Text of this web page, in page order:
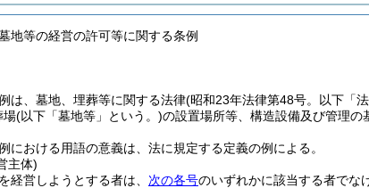
地等の経営の許可等に関する条例
は、墓地、埋葬等に関する法律(昭和23年法律第48号。以下「
場(以下「墓地等」という。)の設置場所等、構造設備及び管理の
における用語の意義は、法に規定する定義の例による。
主体)
経営しようとする者は、 次の各号のいずれかに該当する者でな